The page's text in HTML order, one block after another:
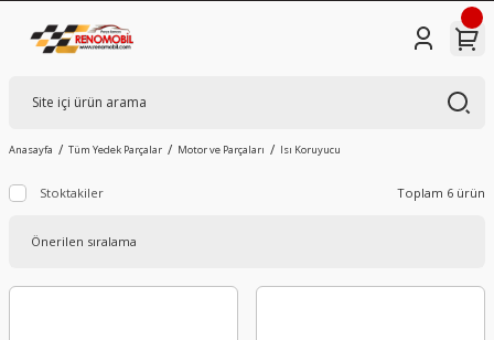
Anasayfa Tüm Yedek Parçalar Motor ve Parçaları Isı Koruyucu
Stoktakiler Toplam 6 ürün